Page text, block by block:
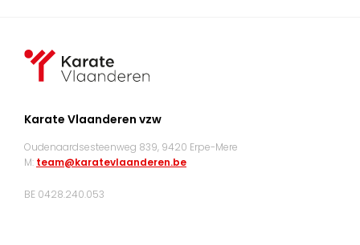
Karate Vlaanderen vzw
Oudenaardsesteenweg 839, 9420 Erpe-Mere
M: team@karatevlaanderen.be
BE 0428.240.053